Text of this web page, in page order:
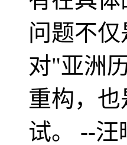
问题不
对"亚洲
重构，
试。 --